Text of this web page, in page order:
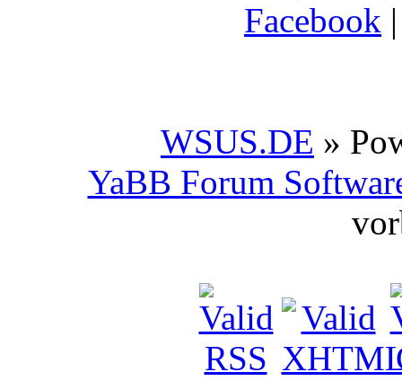
Facebook
WSUS.DE »
YaBB Forum